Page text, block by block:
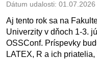
Dátum udalosti: 01.07.2026
Aj tento rok sa na
Univerzity v dňoch 1-3.
OSSConf. Príspevky
LATEX, R a ich